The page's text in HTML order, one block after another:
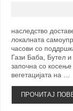
наследство
локалната
часови со
Гази Баба, Бутел
започна со
вегетацијата на …
ПРОЧИТАЈ